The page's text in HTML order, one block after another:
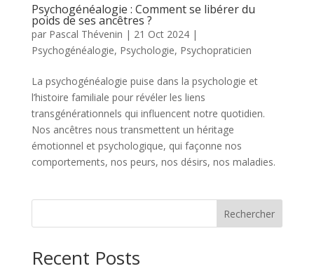
Psychogénéalogie : Comment se libérer du
poids de ses ancêtres ?
par Pascal Thévenin | 21 Oct 2024|
Psychogénéalogie, Psychologie, Psychopraticien
La psychogénéalogie puise dans la psychologie et
l’histoire familiale pour révéler les liens
transgénérationnels qui influencent notre quotidien.
Nos ancêtres nous transmettent un héritage
émotionnel et psychologique, qui façonne nos
comportements, nos peurs, nos désirs, nos maladies.
Rechercher
Recent Posts